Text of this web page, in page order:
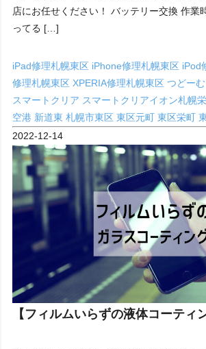
店にお任せください！ バッテリー交換 作業
ってる […]
iPad修理札幌東区 iPhone修理札幌東区 iPod
修理札幌東区 XPERIA修理札幌東区つどーむ
スマートクリア スマートクリアイオン札幌
空港 新道東札幌市東区東区元町東区栄町
2022-12-14
【フィルムいらずの液体コーティ